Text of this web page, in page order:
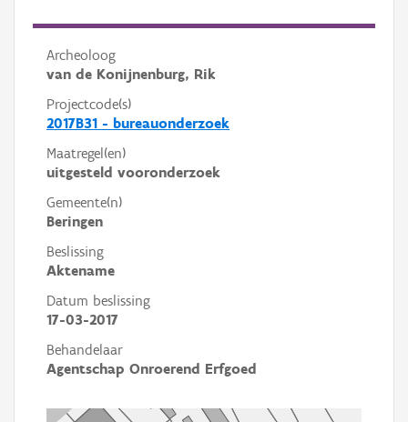
Archeoloog
van de Konijnenburg, Rik
Projectcode(s)
2017B31 - bureauonderzoek
Maatregel(en)
uitgesteld vooronderzoek
Gemeente(n)
Beringen
Beslissing
Aktename
Datum beslissing
17-03-2017
Behandelaar
Agentschap Onroerend Erfgoed